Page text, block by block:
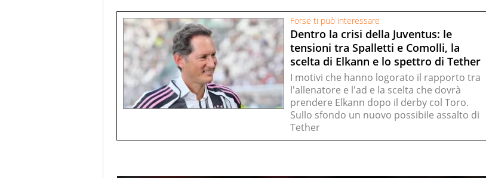
Forse ti può interessare
Dentro la crisi della Juventus: le
tensioni tra Spalletti e Comolli, la
scelta di Elkann e lo spettro di Tether
I motivi che hanno logorato il rapporto tra
l'allenatore e l'ad e la scelta che dovrà
prendere Elkann dopo il derby col Toro.
Sullo sfondo un nuovo possibile assalto di
Tether